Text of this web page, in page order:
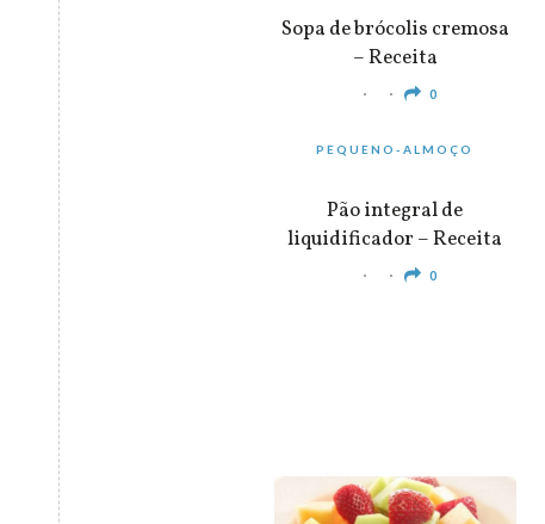
Sopa de brócolis cremosa
– Receita
0
PEQUENO-ALMOÇO
Pão integral de
liquidificador – Receita
0